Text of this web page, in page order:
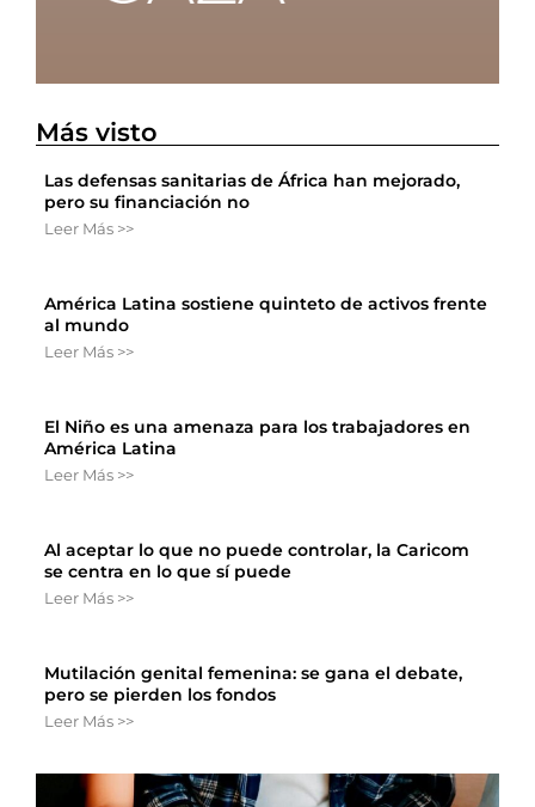
Más visto
Las defensas sanitarias de África han mejorado,
pero su financiación no
Leer Más >>
América Latina sostiene quinteto de activos frente
al mundo
Leer Más >>
El Niño es una amenaza para los trabajadores en
América Latina
Leer Más >>
Al aceptar lo que no puede controlar, la Caricom
se centra en lo que sí puede
Leer Más >>
Mutilación genital femenina: se gana el debate,
pero se pierden los fondos
Leer Más >>